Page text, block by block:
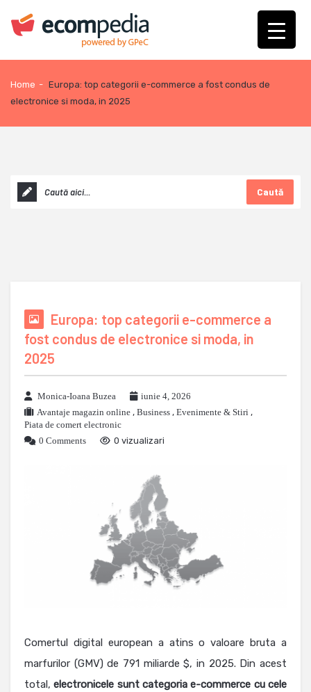
Home - Europa: top categorii e-commerce a fost condus de
electronice si moda, in 2025
Caută
Europa: top categorii e-commerce a
fost condus de electronice si moda, in
2025
Monica-Ioana Buzea
iunie 4, 2026
Avantaje magazin online , Business , Evenimente & Stiri ,
Piata de comert electronic
0 Comments
0 vizualizari
Comertul digital european a atins o valoare bruta a
marfurilor (GMV) de 791 miliarde $, in 2025. Din acest
total,electronicele sunt categoria e-commerce cu cele